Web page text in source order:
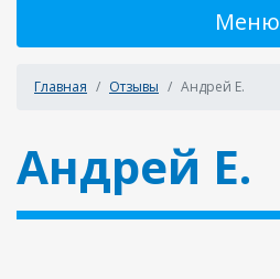
Меню
Главная Отзывы Андрей Е.
Андрей Е.